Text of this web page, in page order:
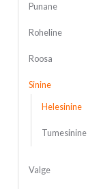
Punane
Roheline
Roosa
Sinine
Helesinine
Tumesinine
Valge